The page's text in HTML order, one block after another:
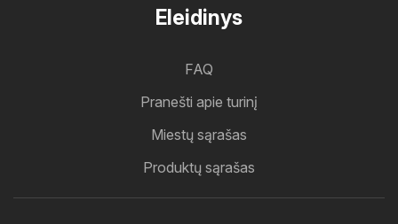
Eleidinys
FAQ
Pranešti apie turinį
Miestų sąrašas
Produktų sąrašas